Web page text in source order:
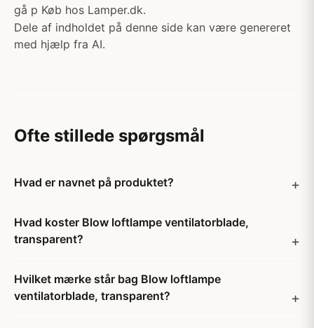
gå p Køb hos Lamper.dk.
Dele af indholdet på denne side kan være genereret
med hjælp fra AI.
Ofte stillede spørgsmål
Hvad er navnet på produktet?
Hvad koster Blow loftlampe ventilatorblade,
transparent?
Hvilket mærke står bag Blow loftlampe
ventilatorblade, transparent?